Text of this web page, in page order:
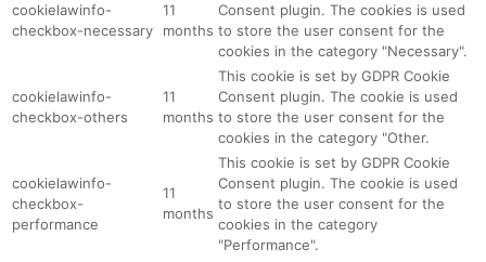
cookielawinfo-
checkbox-necessary
11
months
Consent plugin. The cookies is used
to store the user consent for the
cookies in the category "Necessary".
cookielawinfo-
checkbox-others
11
months
This cookie is set by GDPR Cookie
Consent plugin. The cookie is used
to store the user consent for the
cookies in the category "Other.
cookielawinfo-
checkbox-
performance
11
months
This cookie is set by GDPR Cookie
Consent plugin. The cookie is used
to store the user consent for the
cookies in the category
"Performance".